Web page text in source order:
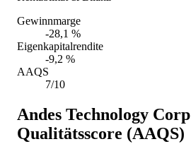
Gewinnmarge
-28,1 %
Eigenkapitalrendite
-9,2 %
AAQS
7/10
Andes Technology Corp
Qualitätsscore (AAQS)